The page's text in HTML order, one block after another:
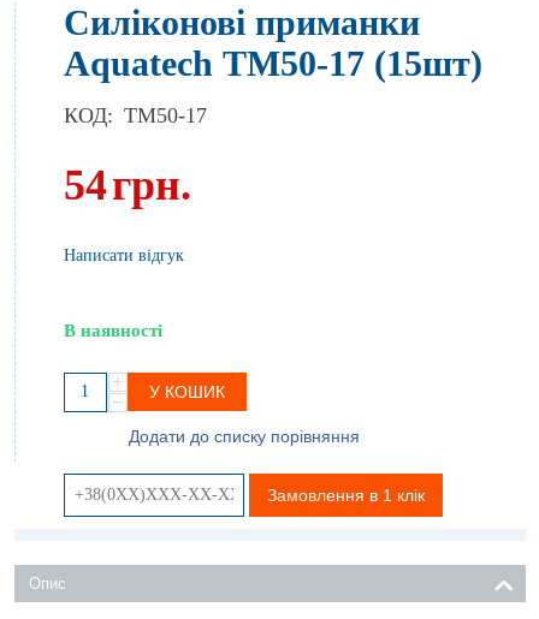
Силіконові приманки
Aquatech ТМ50-17 (15шт)
КОД: TM50-17
54грн.
Написати відгук
В наявності
+
−
У КОШИК
Додати до списку порівняння
Замовлення в 1 клік
Опис